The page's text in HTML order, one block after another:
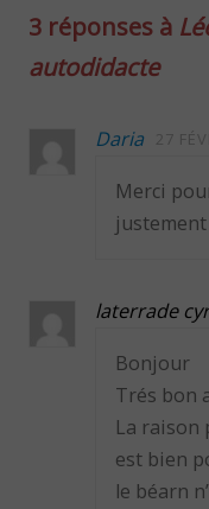
3 réponses à
autodidacte
Daria 27
Merci
laterrade
Bonjour
Trés bon
La raison
est bien
le béarn